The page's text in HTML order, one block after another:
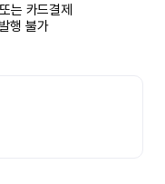
는 카드결제
행 불가